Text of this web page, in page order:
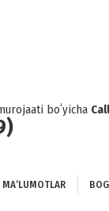
boʻyicha